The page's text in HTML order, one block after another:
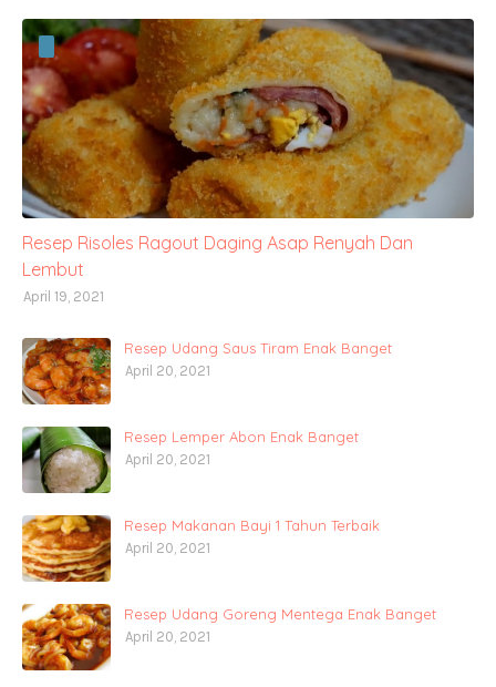
Resep Risoles Ragout Daging Asap Renyah Dan
Lembut
April 19, 2021
Resep Udang Saus Tiram Enak Banget
April 20, 2021
Resep Lemper Abon Enak Banget
April 20, 2021
Resep Makanan Bayi 1 Tahun Terbaik
April 20, 2021
Resep Udang Goreng Mentega Enak Banget
April 20, 2021